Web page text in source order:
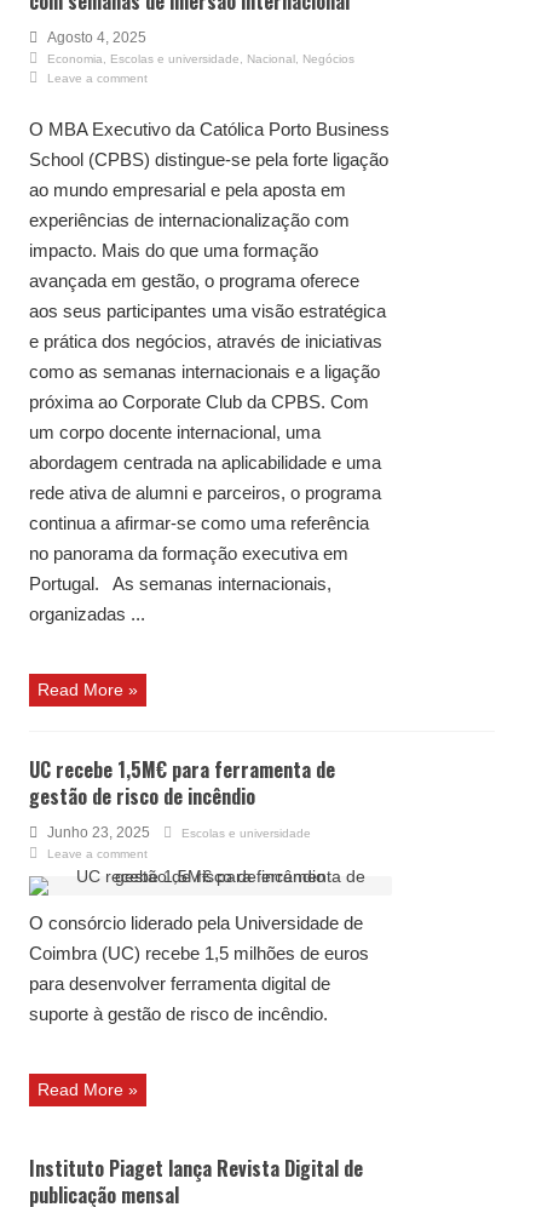
Agosto 4, 2025
Economia Escolas e universidade Nacional
Negócios
Leave a comment
O MBA Executivo da Católica Porto Business
School (CPBS) distingue-se pela forte ligação
ao mundo empresarial e pela aposta em
experiências de internacionalização com
impacto. Mais do que uma formação
avançada em gestão, o programa oferece
aos seus participantes uma visão estratégica
e prática dos negócios, através de iniciativas
como as semanas internacionais e a ligação
próxima ao Corporate Club da CPBS. Com
um corpo docente internacional, uma
abordagem centrada na aplicabilidade e uma
rede ativa de alumni e parceiros, o programa
continua a afirmar-se como uma referência
no panorama da formação executiva em
Portugal. As semanas internacionais,
organizadas ...
Read More »
UC recebe 1,5M€ para ferramenta de
gestão de risco de incêndio
Junho 23, 2025
Escolas e universidade
Leave a comment
O consórcio liderado pela Universidade de
Coimbra (UC) recebe 1,5 milhões de euros
para desenvolver ferramenta digital de
suporte à gestão de risco de incêndio.
Read More »
Instituto Piaget lança Revista Digital de
publicação mensal